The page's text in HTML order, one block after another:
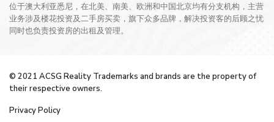
位于澳大利亚悉尼，在北美、南美、欧洲和中国北京均有分支机构，主营
业务涉及楼花投资及二手房买卖，旗下众多品牌，解决投资客的后顾之忧
同时也负责投资房的出租及管理。
© 2021 ACSG Reality Trademarks and brands are the property of
their respective owners.
Privacy Policy